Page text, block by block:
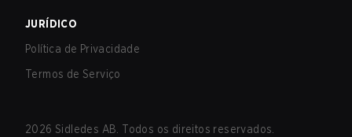
JURÍDICO
Política de Privacidade
Termos de Serviço
2026 Sidledes AB. Todos os direitos reservados.